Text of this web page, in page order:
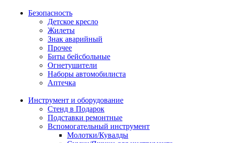
Безопасность
Детское кресло
Жилеты
Знак аварийный
Прочее
Биты бейсбольные
Огнетушители
Наборы автомобилиста
Аптечка
Инструмент и оборудование
Стенд в Подарок
Подставки ремонтные
Вспомогательный инструмент
Молотки/Кувалды